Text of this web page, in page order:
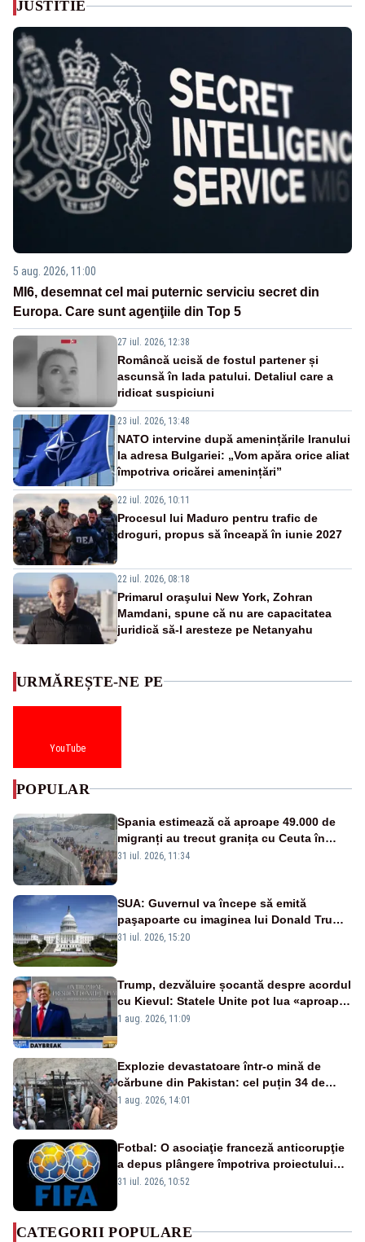
JUSTITIE
5 aug. 2026, 11:00
MI6, desemnat cel mai puternic serviciu secret din
Europa. Care sunt agenţiile din Top 5
27 iul. 2026, 12:38
Româncă ucisă de fostul partener și
ascunsă în lada patului. Detaliul care a
ridicat suspiciuni
23 iul. 2026, 13:48
NATO intervine după amenințările Iranului
la adresa Bulgariei: „Vom apăra orice aliat
împotriva oricărei amenințări”
22 iul. 2026, 10:11
Procesul lui Maduro pentru trafic de
droguri, propus să înceapă în iunie 2027
22 iul. 2026, 08:18
Primarul oraşului New York, Zohran
Mamdani, spune că nu are capacitatea
juridică să-l aresteze pe Netanyahu
URMĂREȘTE-NE PE
YouTube
POPULAR
Spania estimează că aproape 49.000 de
migranți au trecut granița cu Ceuta în
ultimele 24 de ore. Bilanțul morților a
31 iul. 2026, 11:34
SUA: Guvernul va începe să emită
paşapoarte cu imaginea lui Donald Trump
începând cu 8 august
31 iul. 2026, 15:20
Trump, dezvăluire șocantă despre acordul
cu Kievul: Statele Unite pot lua «aproape
tot ce vor» din minele Ucrainei”
1 aug. 2026, 11:09
Explozie devastatoare într-o mină de
cărbune din Pakistan: cel puțin 34 de
morți - VIDEO
1 aug. 2026, 14:01
Fotbal: O asociaţie franceză anticorupţie
a depus plângere împotriva proiectului
FIFA
31 iul. 2026, 10:52
CATEGORII POPULARE